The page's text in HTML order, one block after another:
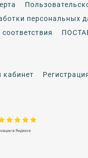
персональных
кабинет